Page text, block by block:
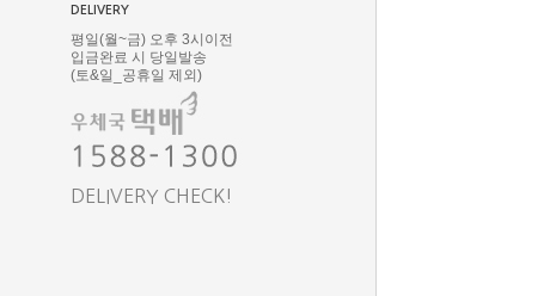
DELIVERY
평일(월~금) 오후 3시이전
입금완료 시 당일발송
(토&일_공휴일 제외)
DELIVERY CHECK!